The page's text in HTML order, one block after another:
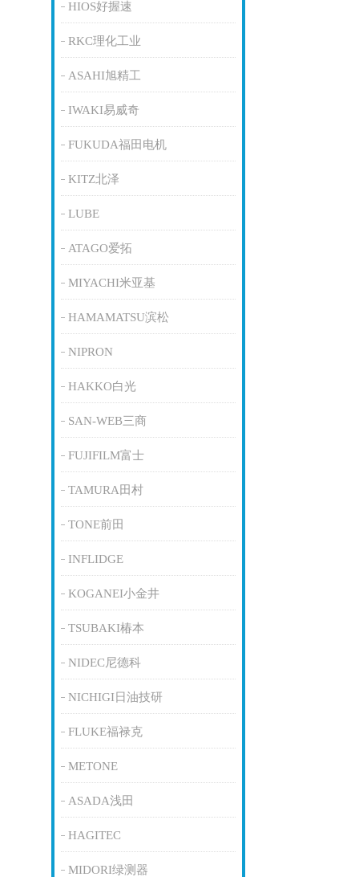
HIOS好握速
RKC理化工业
ASAHI旭精工
IWAKI易威奇
FUKUDA福田电机
KITZ北泽
LUBE
ATAGO爱拓
MIYACHI米亚基
HAMAMATSU滨松
NIPRON
HAKKO白光
SAN-WEB三商
FUJIFILM富士
TAMURA田村
TONE前田
INFLIDGE
KOGANEI小金井
TSUBAKI椿本
NIDEC尼德科
NICHIGI日油技研
FLUKE福禄克
METONE
ASADA浅田
HAGITEC
MIDORI绿测器